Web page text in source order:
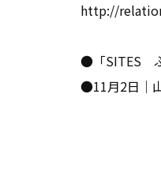
http://
●「SITES
●11月2日｜